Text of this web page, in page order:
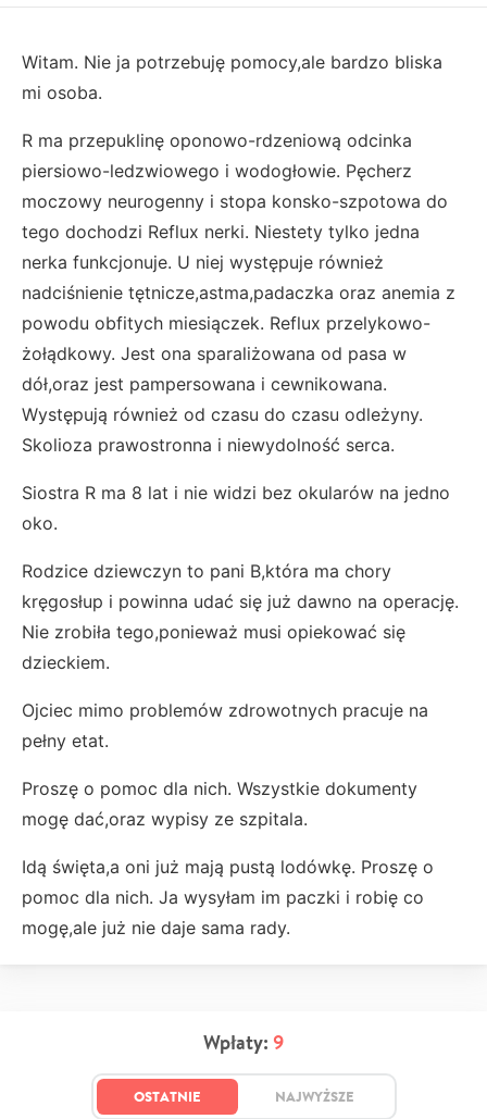
Witam. Nie ja potrzebuję pomocy,ale bardzo bliska
mi osoba.
R ma przepuklinę oponowo-rdzeniową odcinka
piersiowo-ledzwiowego i wodogłowie. Pęcherz
moczowy neurogenny i stopa konsko-szpotowa do
tego dochodzi Reflux nerki. Niestety tylko jedna
nerka funkcjonuje. U niej występuje również
nadciśnienie tętnicze,astma,padaczka oraz anemia z
powodu obfitych miesiączek. Reflux przelykowo-
żołądkowy. Jest ona sparaliżowana od pasa w
dół,oraz jest pampersowana i cewnikowana.
Występują również od czasu do czasu odleżyny.
Skolioza prawostronna i niewydolność serca.
Siostra R ma 8 lat i nie widzi bez okularów na jedno
oko.
Rodzice dziewczyn to pani B,która ma chory
kręgosłup i powinna udać się już dawno na operację.
Nie zrobiła tego,ponieważ musi opiekować się
dzieckiem.
Ojciec mimo problemów zdrowotnych pracuje na
pełny etat.
Proszę o pomoc dla nich. Wszystkie dokumenty
mogę dać,oraz wypisy ze szpitala.
Idą święta,a oni już mają pustą lodówkę. Proszę o
pomoc dla nich. Ja wysyłam im paczki i robię co
mogę,ale już nie daje sama rady.
Wpłaty: 9
OSTATNIE NAJWYŻSZE